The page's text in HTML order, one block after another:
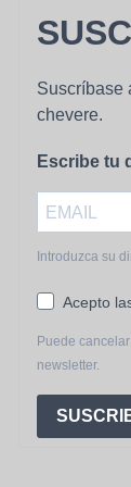
Suscríbase
chevere.
Escribe tu
Introduzca su
Acepto
Puede
newsletter.